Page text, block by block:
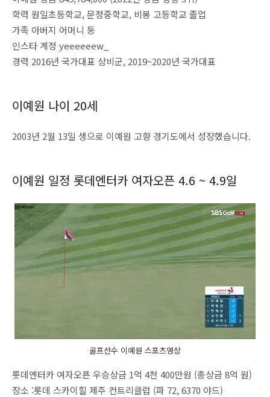
학력 원일초등학교, 문정중학교, 비봉 고등학교 졸업
가족 아버지 어머니 등
인스타 계정 yeeeeeew_
경력 2016년 국가대표 상비군, 2019~2020년 국가대표
이예원 나이 20세
2003년 2월 13일 생으로 이예원 고향 경기도에서 성장했습니다.
이예원 일정 롯데엔터카 여자오픈 4.6 ~ 4.9일
골프선수 이예원 스포츠영상
롯데엔터카 여자오픈 우승상금 1억 4천 400만원 (총상금 8억 원)
장소 :롯데 스카이힐 제주 컨트리클럽 (파 72, 6370 야드)